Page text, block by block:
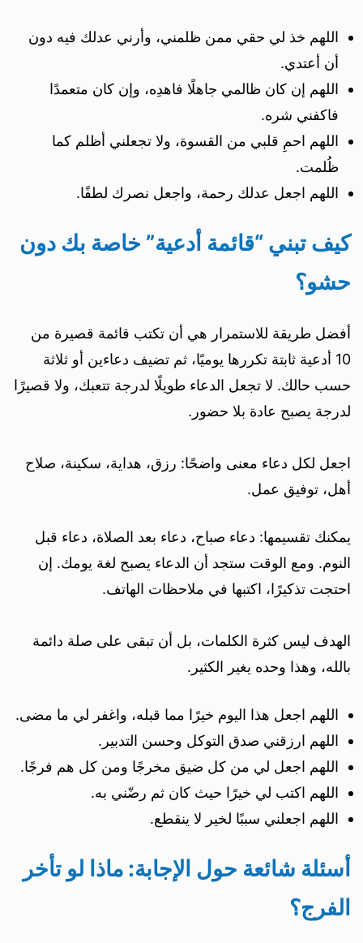
اللهم خذ لي حقي ممن ظلمني، وأرني عدلك فيه دون
أن أعتدي.
اللهم إن كان ظالمي جاهلًا فاهدِه، وإن كان متعمدًا
فاكفني شره.
اللهم احمِ قلبي من القسوة، ولا تجعلني أظلم كما
ظُلمت.
اللهم اجعل عدلك رحمة، واجعل نصرك لطفًا.
كيف تبني “قائمة أدعية” خاصة بك دون
حشو؟
أفضل طريقة للاستمرار هي أن تكتب قائمة قصيرة من
10 أدعية ثابتة تكررها يوميًا، ثم تضيف دعاءين أو ثلاثة
حسب حالك. لا تجعل الدعاء طويلًا لدرجة تتعبك، ولا قصيرًا
لدرجة يصبح عادة بلا حضور.
اجعل لكل دعاء معنى واضحًا: رزق، هداية، سكينة، صلاح
أهل، توفيق عمل.
يمكنك تقسيمها: دعاء صباح، دعاء بعد الصلاة، دعاء قبل
النوم. ومع الوقت ستجد أن الدعاء يصبح لغة يومك. إن
احتجت تذكيرًا، اكتبها في ملاحظات الهاتف.
الهدف ليس كثرة الكلمات، بل أن تبقى على صلة دائمة
بالله، وهذا وحده يغير الكثير.
اللهم اجعل هذا اليوم خيرًا مما قبله، واغفر لي ما مضى.
اللهم ارزقني صدق التوكل وحسن التدبير.
اللهم اجعل لي من كل ضيق مخرجًا ومن كل هم فرجًا.
اللهم اكتب لي خيرًا حيث كان ثم رضّني به.
اللهم اجعلني سببًا لخير لا ينقطع.
أسئلة شائعة حول الإجابة: ماذا لو تأخر
الفرج؟